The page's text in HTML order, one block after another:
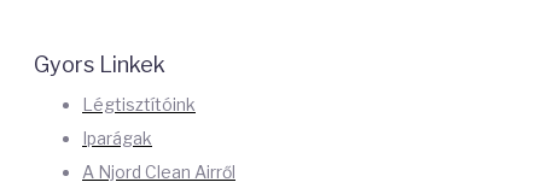
Gyors Linkek
Légtisztítóink
Iparágak
A Njord Clean Airről